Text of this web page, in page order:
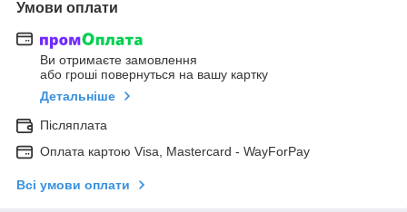
Умови оплати
Ви отримаєте замовлення
або гроші повернуться на вашу картку
Детальніше
Післяплата
Оплата картою Visa, Mastercard - WayForPay
Всі умови оплати